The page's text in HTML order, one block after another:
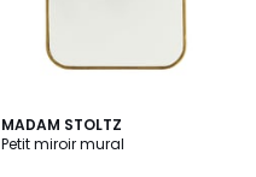
MADAM STOLTZ
Petit miroir mural